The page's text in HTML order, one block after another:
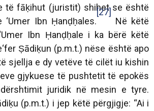
të fāḳihut (juristit) shihet se është
Ibn Ḥanḍḥales.
[27]
Në këtë
Ibn Ḥanḍḥale i ka bërë këtë
Ṣādiḳun (p.m.t.) nëse është apo
sjellja e dy vetëve të cilët iu kishin
gjykuese të pushtetit të epokës
juridik në mesin e tyre.
(p.m.t.) i jep këtë përgjigje: “Ai i